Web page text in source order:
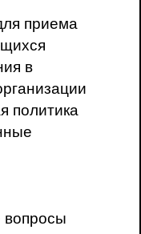
приема
в
политика